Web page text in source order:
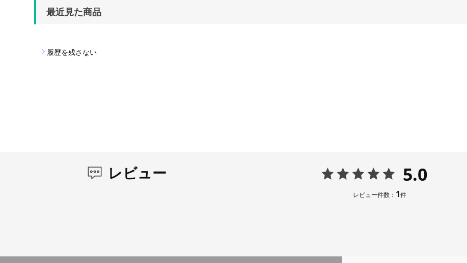
最近見た商品
履歴を残さない
レビュー 5.0
レビュー件数： 1件